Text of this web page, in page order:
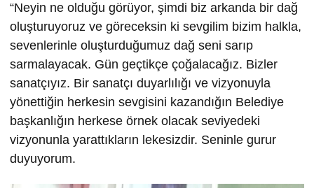
“Neyin ne olduğu görüyor, şimdi biz arkanda bir dağ
oluşturuyoruz ve göreceksin ki sevgilim bizim halkla,
sevenlerinle oluşturduğumuz dağ seni sarıp
sarmalayacak. Gün geçtikçe çoğalacağız. Bizler
sanatçıyız. Bir sanatçı duyarlılığı ve vizyonuyla
yönettiğin herkesin sevgisini kazandığın Belediye
başkanlığın herkese örnek olacak seviyedeki
vizyonunla yarattıkların lekesizdir. Seninle gurur
duyuyorum.